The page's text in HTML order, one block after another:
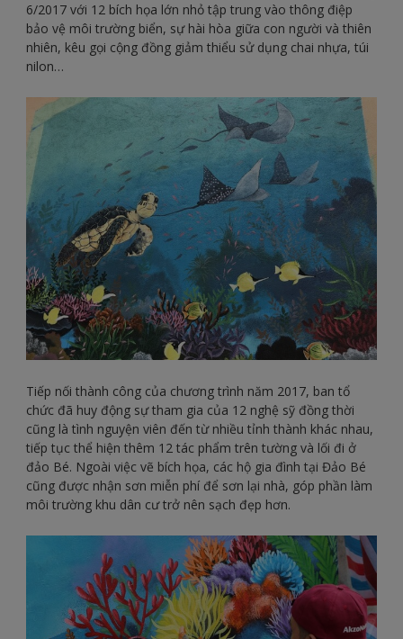
6/2017 với 12 bích họa lớn nhỏ tập trung vào thông điệp
bảo vệ môi trường biển, sự hài hòa giữa con người và thiên
nhiên, kêu gọi cộng đồng giảm thiểu sử dụng chai nhựa, túi
nilon…
Tiếp nối thành công của chương trình năm 2017, ban tổ
chức đã huy động sự tham gia của 12 nghệ sỹ đồng thời
cũng là tình nguyện viên đến từ nhiều tỉnh thành khác nhau,
tiếp tục thể hiện thêm 12 tác phẩm trên tường và lối đi ở
đảo Bé. Ngoài việc vẽ bích họa, các hộ gia đình tại Đảo Bé
cũng được nhận sơn miễn phí để sơn lại nhà, góp phần làm
môi trường khu dân cư trở nên sạch đẹp hơn.